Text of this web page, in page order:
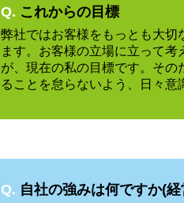
Q. これからの目標
弊社ではお客様をもっとも大切
ます。お客様の立場に立って
が、現在の私の目標です。その
ることを怠らないよう、日々意
Q. 自社の強みは何ですか(